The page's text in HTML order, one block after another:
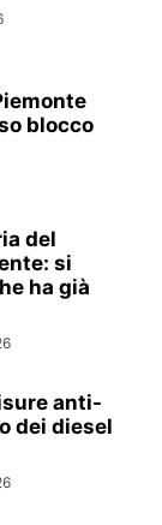
blocco
del
si
ha già
anti-
dei diesel